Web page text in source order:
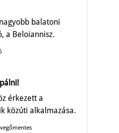
balatoni
a Beloiannisz.
érkezett a
közúti alkalmazása.